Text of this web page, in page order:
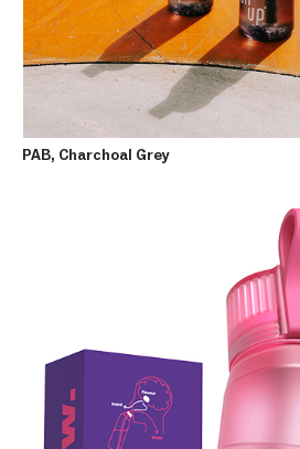
PAB, Charchoal Grey